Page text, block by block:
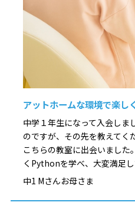
アットホームな環境で楽しく
中学１年生になって入会し
のですが、その先を教えてく
こちらの教室に出会いました
くPythonを学べ、大変満足し
中1 Mさんお母さま